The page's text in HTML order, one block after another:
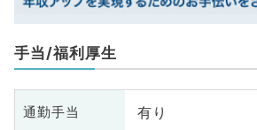
手当/福利厚生
通勤手当 有り